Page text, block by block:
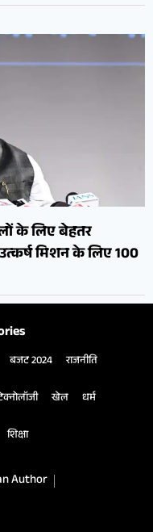
के लिए बेहतर
मिशन के लिए 100
बजट 2024 राजनीति
खेल धर्म
शिक्षा
Author